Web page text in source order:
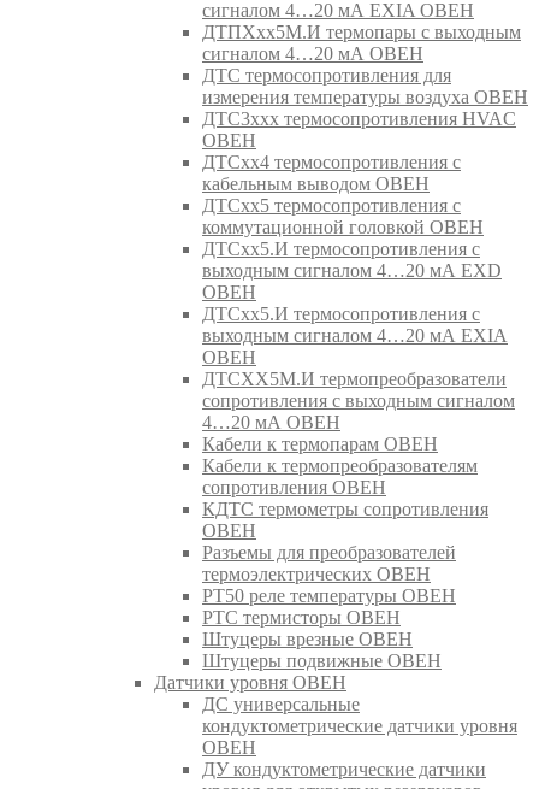
сигналом 4…20 мА EXIA ОВЕН
ДТПХхх5М.И термопары с выходным
сигналом 4…20 мА ОВЕН
ДТС термосопротивления для
измерения температуры воздуха ОВЕН
ДТС3ххх термосопротивления HVAC
ОВЕН
ДТСхх4 термосопротивления с
кабельным выводом ОВЕН
ДТСхх5 термосопротивления с
коммутационной головкой ОВЕН
ДТСхх5.И термосопротивления с
выходным сигналом 4…20 мА EXD
ОВЕН
ДТСхх5.И термосопротивления с
выходным сигналом 4…20 мА EXIA
ОВЕН
ДТСХХ5М.И термопреобразователи
сопротивления с выходным сигналом
4…20 мА ОВЕН
Кабели к термопарам ОВЕН
Кабели к термопреобразователям
сопротивления ОВЕН
КДТС термометры сопротивления
ОВЕН
Разъемы для преобразователей
термоэлектрических ОВЕН
РТ50 реле температуры ОВЕН
РТС термисторы ОВЕН
Штуцеры врезные ОВЕН
Штуцеры подвижные ОВЕН
Датчики уровня ОВЕН
ДС универсальные
кондуктометрические датчики уровня
ОВЕН
ДУ кондуктометрические датчики